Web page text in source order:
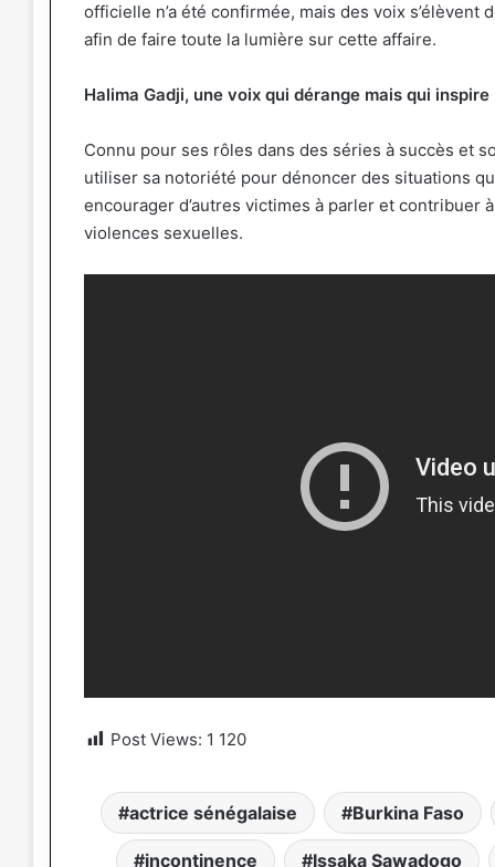
officielle n’a été confirmée, mais des voix
afin de faire toute la lumière sur cette affaire.
Halima Gadji, une voix qui dérange mais qui inspire
Connu pour ses rôles dans des séries à succès et
utiliser sa notoriété pour dénoncer des situations
encourager d’autres victimes à parler et contribuer
violences sexuelles.
Post Views: 1 120
actrice sénégalaise Burkina Faso
incontinence Issaka Sawadogo